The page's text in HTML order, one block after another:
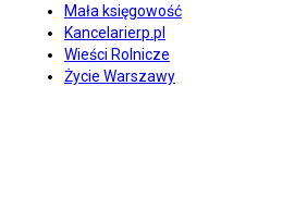
Mała księgowość
Kancelarierp.pl
Wieści Rolnicze
Życie Warszawy